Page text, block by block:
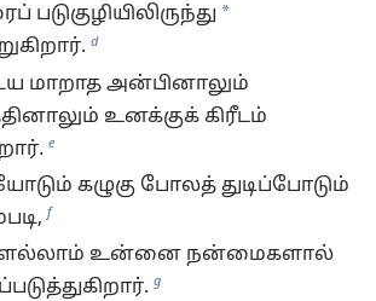
படுகுழியிலிருந்து *
d
மாறாத அன்பினாலும்
உனக்குக் கிரீடம்
e
கழுகு போலத் துடிப்போடும்
f
உன்னை நன்மைகளால்
g